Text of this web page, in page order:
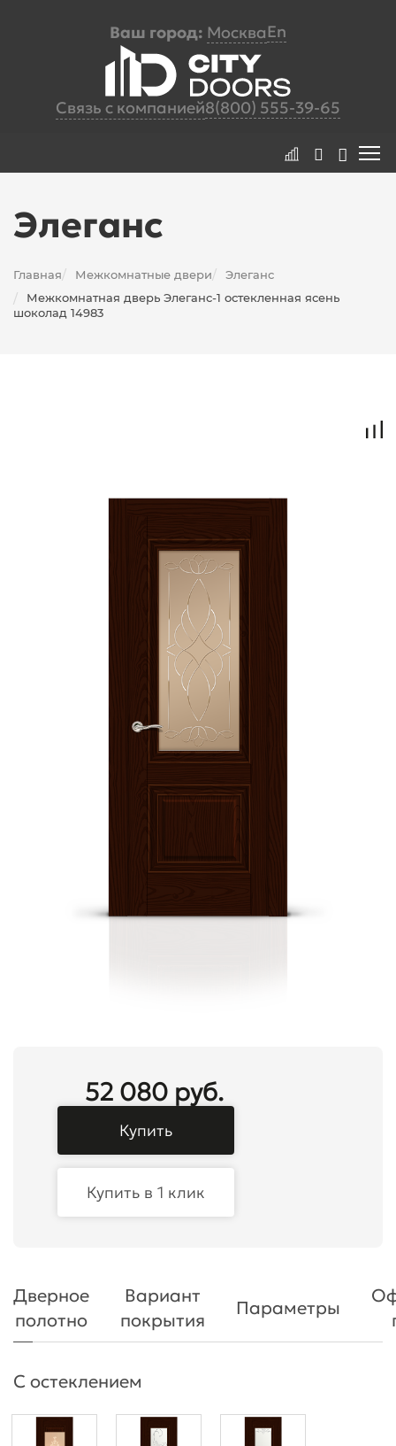
Ваш город: МоскваEn
Связь с компанией8(800) 555-39-65
Элеганс
Главная/ Межкомнатные двери/ Элеганс
/
Межкомнатная дверь Элеганс-1 остекленная ясень
шоколад 14983
52 080 руб.
Купить
Купить в 1 клик
Дверное
полотно
Вариант
покрытия
Параметры
С остеклением